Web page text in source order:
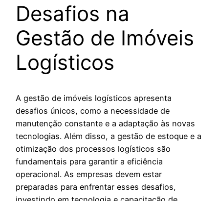
Desafios na
Gestão de Imóveis
Logísticos
A gestão de imóveis logísticos apresenta
desafios únicos, como a necessidade de
manutenção constante e a adaptação às novas
tecnologias. Além disso, a gestão de estoque e a
otimização dos processos logísticos são
fundamentais para garantir a eficiência
operacional. As empresas devem estar
preparadas para enfrentar esses desafios,